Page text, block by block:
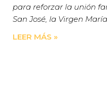
para reforzar la unión
San José, la Virgen
LEER MÁS »